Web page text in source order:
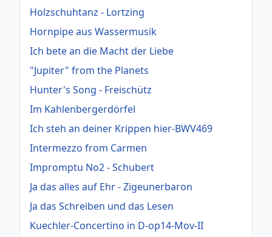
Holzschuhtanz - Lortzing
Hornpipe aus Wassermusik
Ich bete an die Macht der Liebe
"Jupiter" from the Planets
Hunter's Song - Freischütz
Im Kahlenbergerdörfel
Ich steh an deiner Krippen hier-BWV469
Intermezzo from Carmen
Impromptu No2 - Schubert
Ja das alles auf Ehr - Zigeunerbaron
Ja das Schreiben und das Lesen
Kuechler-Concertino in D-op14-Mov-II